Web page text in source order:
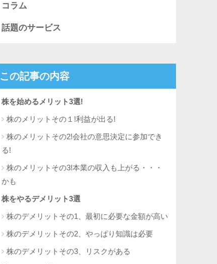
コラム
話題のサービス
この記事の内容
株を始めるメリット3選!
株のメリットその１!利益が出る!
株のメリットその2!会社の意思決定に参加でき
る!
株のメリットその3!本業の収入も上がる・・・
かも
株をやるデメリット3選
株のデメリットその1、最初に必要な金額が高い
株のデメリットその2、やっぱり知識は必要
株のデメリットその3、リスクがある